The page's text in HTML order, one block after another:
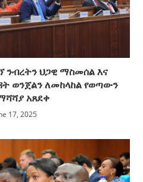
ንብረትን ህጋዊ ማስመሰል እና
ወንጀልን ለመከላከል የወጣውን
አጸደቀ
17, 2025